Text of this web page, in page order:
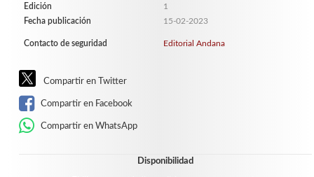
Edición
1
Fecha publicación
15-02-2023
Contacto de seguridad Editorial Andana
Compartir en Twitter
Compartir en Facebook
Compartir en WhatsApp
Disponibilidad